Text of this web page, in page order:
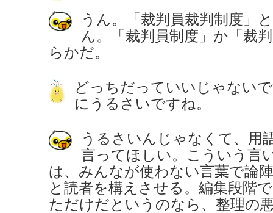
うん。「裁判員裁判制度」
ん。「裁判員制度」か「裁
らかだ。
どっちだっていいじゃない
にうるさいですね。
うるさいんじゃなくて、用
言ってほしい。こういう言
は、みんなが使わない言葉で論
と読者を構えさせる。編集段階
ただけだというのなら、整理の